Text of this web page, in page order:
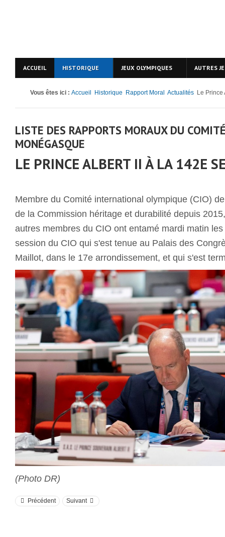
ACCUEIL HISTORIQUE JEUX OLYMPIQUES AUTRES
Vous êtes ici : Accueil Historique Rapport Moral Actualités Le Prince
LISTE DES RAPPORTS MORAUX DU
MONÉGASQUE
LE PRINCE ALBERT II À LA 142E
Membre du Comité international olympique (CIO)
de la Commission héritage et durabilité depuis
autres membres du CIO ont entamé mardi matin
session du CIO qui s'est tenue au Palais des
Maillot, dans le 17e arrondissement, et qui s'est
(Photo DR)
Précédent Suivant